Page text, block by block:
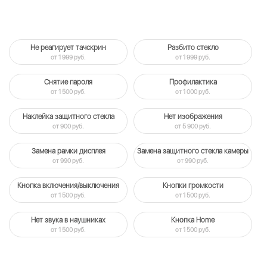
Не реагирует тачскрин
от 1 999 руб.
Разбито стекло
от 1 999 руб.
Снятие пароля
от 1 500 руб.
Профилактика
от 1 000 руб.
Наклейка защитного стекла
от 900 руб.
Нет изображения
от 5 900 руб.
Замена рамки дисплея
от 990 руб.
Замена защитного стекла камеры
от 990 руб.
Кнопка включения/выключения
от 1 500 руб.
Кнопки громкости
от 1 500 руб.
Нет звука в наушниках
от 1 500 руб.
Кнопка Home
от 1 500 руб.